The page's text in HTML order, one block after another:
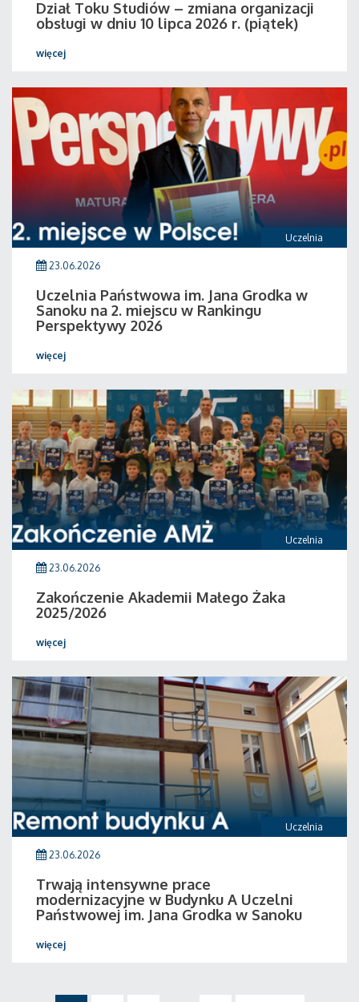
Dział Toku Studiów – zmiana organizacji
obsługi w dniu 10 lipca 2026 r. (piątek)
więcej
Uczelnia
23.06.2026
Uczelnia Państwowa im. Jana Grodka w
Sanoku na 2. miejscu w Rankingu
Perspektywy 2026
więcej
Uczelnia
23.06.2026
Zakończenie Akademii Małego Żaka
2025/2026
więcej
Uczelnia
23.06.2026
Trwają intensywne prace
modernizacyjne w Budynku A Uczelni
Państwowej im. Jana Grodka w Sanoku
więcej